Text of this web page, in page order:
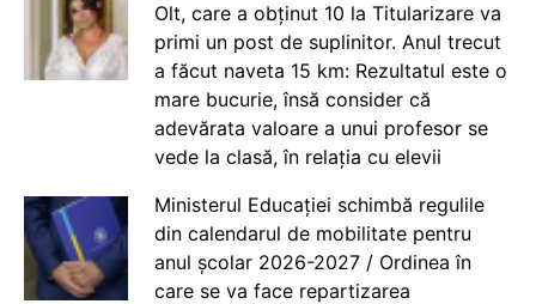
Olt, care a obținut 10 la Titularizare va
primi un post de suplinitor. Anul trecut
a făcut naveta 15 km: Rezultatul este o
mare bucurie, însă consider că
adevărata valoare a unui profesor se
vede la clasă, în relația cu elevii
Ministerul Educației schimbă regulile
din calendarul de mobilitate pentru
anul școlar 2026-2027 / Ordinea în
care se va face repartizarea